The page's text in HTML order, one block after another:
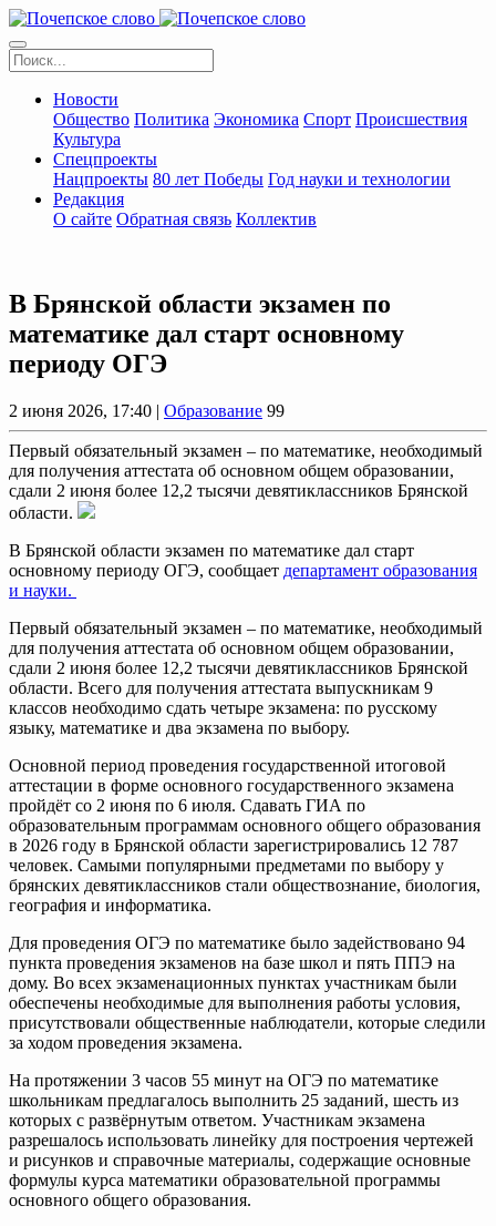
Новости
Общество Политика Экономика Спорт Происшествия
Культура
Спецпроекты
Нацпроекты 80 лет Победы Год науки и технологии
Редакция
О сайте Обратная связь Коллектив
В Брянской области экзамен по
математике дал старт основному
периоду ОГЭ
2 июня 2026, 17:40 | Образование 99
Первый обязательный экзамен – по математике, необходимый
для получения аттестата об основном общем образовании,
сдали 2 июня более 12,2 тысячи девятиклассников Брянской
области.
В Брянской области экзамен по математике дал старт
основному периоду ОГЭ, сообщает департамент образования
и науки.
Первый обязательный экзамен – по математике, необходимый
для получения аттестата об основном общем образовании,
сдали 2 июня более 12,2 тысячи девятиклассников Брянской
области. Всего для получения аттестата выпускникам 9
классов необходимо сдать четыре экзамена: по русскому
языку, математике и два экзамена по выбору.
Основной период проведения государственной итоговой
аттестации в форме основного государственного экзамена
пройдёт со 2 июня по 6 июля. Сдавать ГИА по
образовательным программам основного общего образования
в 2026 году в Брянской области зарегистрировались 12 787
человек. Самыми популярными предметами по выбору у
брянских девятиклассников стали обществознание, биология,
география и информатика.
Для проведения ОГЭ по математике было задействовано 94
пункта проведения экзаменов на базе школ и пять ППЭ на
дому. Во всех экзаменационных пунктах участникам были
обеспечены необходимые для выполнения работы условия,
присутствовали общественные наблюдатели, которые следили
за ходом проведения экзамена.
На протяжении 3 часов 55 минут на ОГЭ по математике
школьникам предлагалось выполнить 25 заданий, шесть из
которых с развёрнутым ответом. Участникам экзамена
разрешалось использовать линейку для построения чертежей
и рисунков и справочные материалы, содержащие основные
формулы курса математики образовательной программы
основного общего образования.